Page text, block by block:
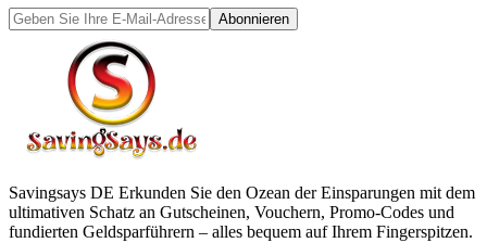
Abonnieren
Savingsays DE Erkunden Sie den Ozean der Einsparungen mit dem
ultimativen Schatz an Gutscheinen, Vouchern, Promo-Codes und
fundierten Geldsparführern – alles bequem auf Ihrem Fingerspitzen.